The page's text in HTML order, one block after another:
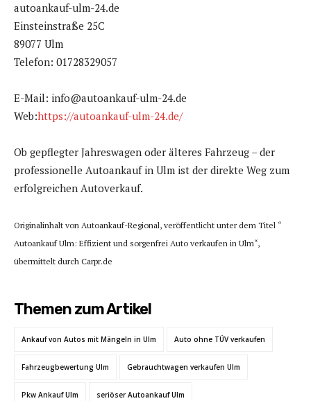
autoankauf-ulm-24.de
Einsteinstraße 25C
89077 Ulm
Telefon: 01728329057
E-Mail: info@autoankauf-ulm-24.de
Web:https://autoankauf-ulm-24.de/
Ob gepflegter Jahreswagen oder älteres Fahrzeug – der
professionelle Autoankauf in Ulm ist der direkte Weg zum
erfolgreichen Autoverkauf.
Originalinhalt von Autoankauf-Regional, veröffentlicht unter dem Titel “
Autoankauf Ulm: Effizient und sorgenfrei Auto verkaufen in Ulm“,
übermittelt durch Carpr.de
Themen zum Artikel
Ankauf von Autos mit Mängeln in Ulm Auto ohne TÜV verkaufen
Fahrzeugbewertung Ulm Gebrauchtwagen verkaufen Ulm
Pkw Ankauf Ulm seriöser Autoankauf Ulm